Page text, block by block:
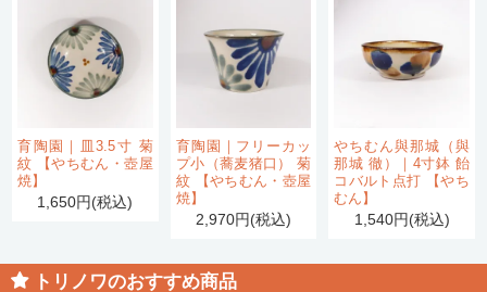
育陶園｜皿3.5寸 菊
紋 【やちむん・壺屋
焼】
1,650円(税込)
育陶園｜フリーカッ
プ小（蕎麦猪口） 菊
紋 【やちむん・壺屋
焼】
2,970円(税込)
やちむん與那城（與
那城 徹）｜4寸鉢 飴
コバルト点打 【やち
むん】
1,540円(税込)
トリノワのおすすめ商品